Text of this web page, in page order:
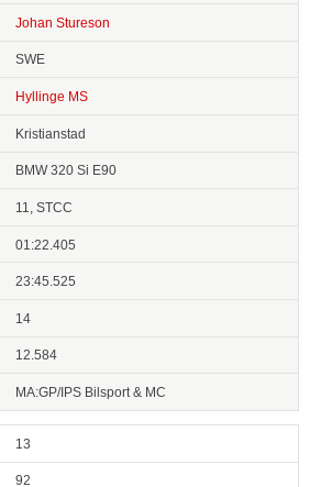
Johan Stureson
SWE
Hyllinge MS
Kristianstad
BMW 320 Si E90
11, STCC
01:22.405
23:45.525
14
12.584
MA:GP/IPS Bilsport & MC
13
92